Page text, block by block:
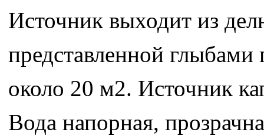
Источник выходит из
представленной глыбами
около 20 м2. Источник
Вода напорная,